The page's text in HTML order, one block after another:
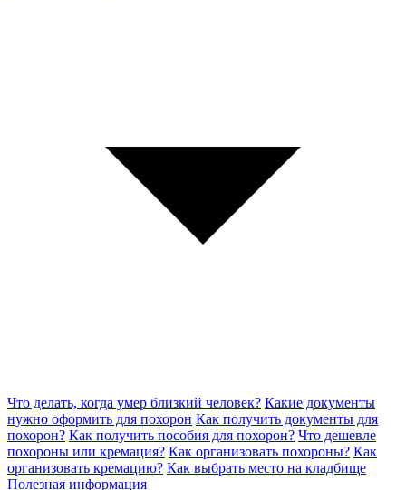
Что делать, когда умер близкий человек? Какие документы
нужно оформить для похорон Как получить документы для
похорон? Как получить пособия для похорон? Что дешевле
похороны или кремация? Как организовать похороны? Как
организовать кремацию? Как выбрать место на кладбище
Полезная информация